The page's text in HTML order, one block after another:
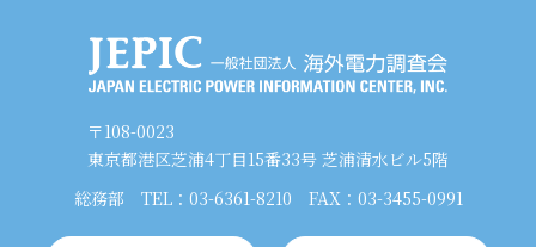
〒108-0023
東京都港区芝浦4丁目15番33号 芝浦清水ビル5階
総務部
TEL：03-6361-8210 FAX：03-3455-0991